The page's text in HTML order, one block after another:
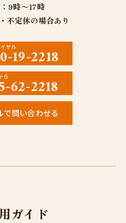
9時〜17時
不定休の場合あり
ヤル19-2218
ら 62-2218
で問い合わせる
ガイド